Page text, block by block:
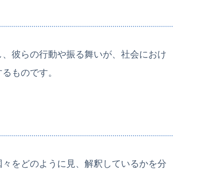
彼らの行動や振る舞いが、社会におけ
ものです。
をどのように見、解釈しているかを分